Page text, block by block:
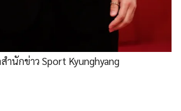
ำนักข่าว Sport Kyunghyang